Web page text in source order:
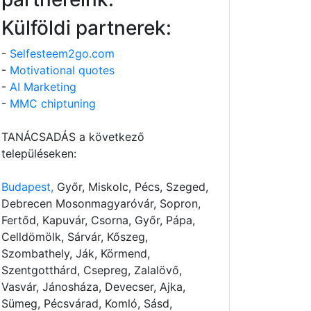
Külföldi partnerek:
- Selfesteem2go.com
- Motivational quotes
- AI Marketing
- MMC chiptuning
TANÁCSADÁS a következő
településeken:
Budapest, Győr, Miskolc, Pécs, Szeged,
Debrecen Mosonmagyaróvár, Sopron,
Fertőd, Kapuvár, Csorna, Győr, Pápa,
Celldömölk, Sárvár, Kőszeg,
Szombathely, Ják, Körmend,
Szentgotthárd, Csepreg, Zalalövő,
Vasvár, Jánosháza, Devecser, Ajka,
Sümeg, Pécsvárad, Komló, Sásd,